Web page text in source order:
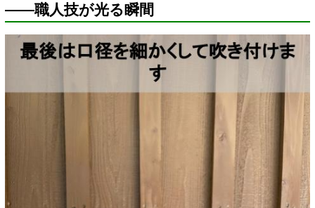
――職人技が光る瞬間